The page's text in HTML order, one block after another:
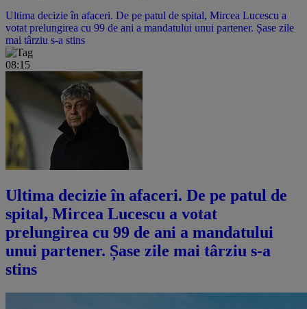
Ultima decizie în afaceri. De pe patul de spital, Mircea Lucescu a
votat prelungirea cu 99 de ani a mandatului unui partener. Șase zile
mai târziu s-a stins
08:15
Ultima decizie în afaceri. De pe patul de
spital, Mircea Lucescu a votat
prelungirea cu 99 de ani a mandatului
unui partener. Șase zile mai târziu s-a
stins